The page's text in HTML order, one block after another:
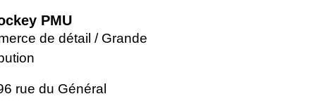
PMU
de détail / Grande
rue du Général